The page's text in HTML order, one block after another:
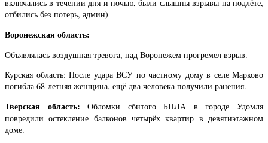
включались в течении дня и ночью, были слышны взрывы на подлёте,
отбились без потерь, админ)
Воронежская область:
Объявлялась воздушная тревога, над Воронежем прогремел взрыв.
Курская область: После удара ВСУ по частному дому в селе Марково
погибла 68-летняя женщина, ещё два человека получили ранения.
Тверская область: Обломки сбитого БПЛА в городе Удомля
повредили остекление балконов четырёх квартир в девятиэтажном
доме.